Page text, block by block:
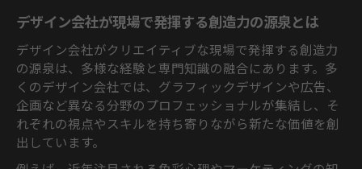
グラフィックデザイン会社ならではの魅力
を深掘り
おしゃれなデザイン会社が提供する価値と
特徴とは
デザイン会社のランキングで注目される魅
力的な理由
グラフィックデザイン会社の実績が信頼を
集める背景
デザイン会社が現場で発揮する創造力の源泉とは
デザイン会社がクリエイティブな現場で発揮する創造力
の源泉は、多様な経験と専門知識の融合にあります。多
くのデザイン会社では、グラフィックデザインや広告、
企画など異なる分野のプロフェッショナルが集結し、そ
れぞれの視点やスキルを持ち寄りながら新たな価値を創
出しています。